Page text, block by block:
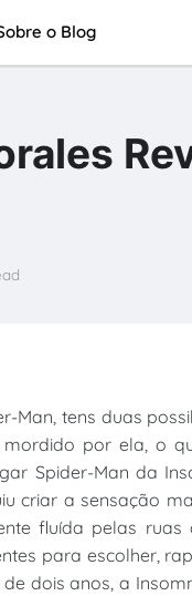
o Blog
Man, tens duas
por ela, o
Spider-Man da
criar a sensação
fluída pelas
para escolher,
dois anos, a